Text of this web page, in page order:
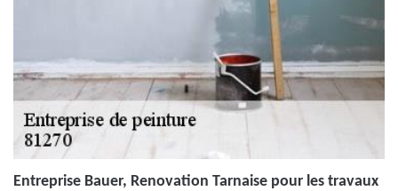
Entreprise Bauer, Renovation Tarnaise pour les travaux